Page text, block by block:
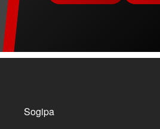
M
Sogipa